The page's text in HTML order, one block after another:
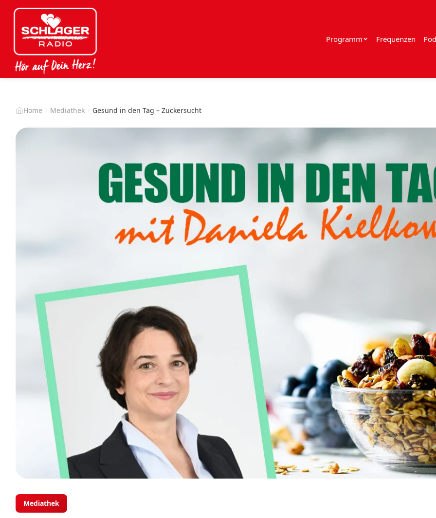
Programm Frequenzen
Home Mediathek Gesund in den Tag – Zuckersucht
Mediathek